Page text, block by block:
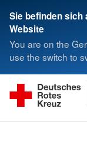
Sie befinden sich
Website
You are on the
use the switch to